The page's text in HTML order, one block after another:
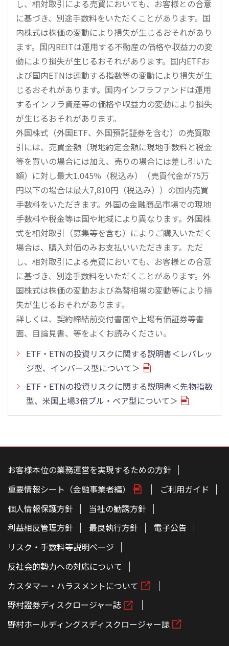
し、相対取引による売買においても、お客様との合意
に基づき、別途手数料をいただくことがあります。国
内株式は株価の変動により損失が生じるおそれがあり
ます。国内REITは運用する不動産の価格や収益力の変
動により損失が生じるおそれがあります。国内ETFお
よび国内ETNは連動する指数等の変動により損失が生
じるおそれがあります。国内インフラファンドは運用
するインフラ資産等の価格や収益力の変動により損失
が生じるおそれがあります。
外国株式（外国ETF、外国預託証券を含む）の売買取
引には、売買金額（現地約定金額に現地手数料と税金
等を買いの場合には加え、売りの場合には差し引いた
額）に対し最大1.045％（税込み）（売買代金が75万
円以下の場合は最大7,810円（税込み））の国内売買
手数料をいただきます。外国の金融商品市場での現地
手数料や税金等は国や地域により異なります。外国株
式を相対取引（募集等を含む）によりご購入いただく
場合は、購入対価のみお支払いいただきます。ただ
し、相対取引による売買においても、お客様との合意
に基づき、別途手数料をいただくことがあります。外
国株式は株価の変動および為替相場の変動等により損
失が生じるおそれがあります。
詳しくは、契約締結前交付書面や上場有価証券等書
面、目論見書、等をよくお読みください。
ETF・ETNの投資リスクに関する説明書＜レバレッ
ジ型、インバース型について＞
ETF・ETNの投資リスクに関する説明書＜先物指数
型、米国上場3倍ブル・ベア型について＞
こ
お客様本位の業務運営を実現するための方針
重要情報シート（金融事業者編）
ご利用ガイド
個人情報保護方針
当社の勧誘方針
利益相反管理方針
最良執行方針
電子公告
リスク・手数料等説明ページ
反社会的勢力への対応について
カスタマー・ハラスメントについて
野村證券ディスクロージャー誌
野村ホールディングスディスクロージャー誌